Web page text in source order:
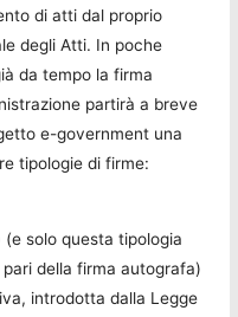
di atti dal proprio
degli Atti. In poche
da tempo la firma
partirà a breve
e-government una
tipologie di firme:
solo questa tipologia
della firma autografa)
introdotta dalla Legge